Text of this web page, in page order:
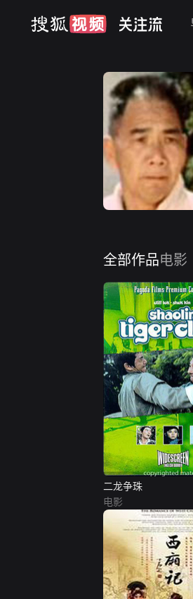
全部作品电影
二龙争珠
电影